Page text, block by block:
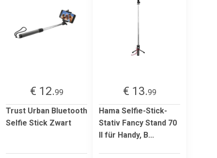
€ 12.99
Trust Urban Bluetooth
Selfie Stick Zwart
€ 13.99
Hama Selfie-Stick-
Stativ Fancy Stand 70
II für Handy, B...